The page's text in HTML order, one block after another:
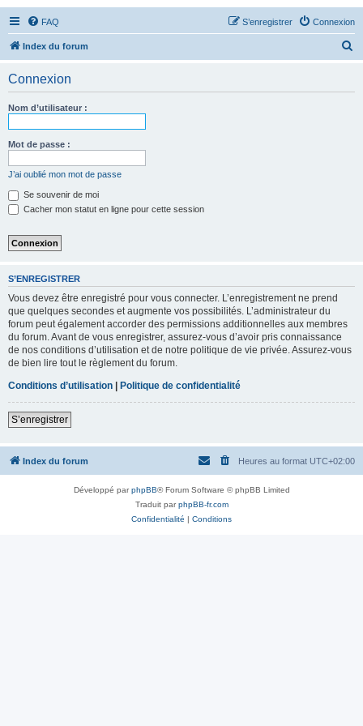
FAQ Connexion
S’enregistrer
Index du forum
Connexion
Nom d’utilisateur :
Mot de passe :
J’ai oublié mon mot de passe
Se souvenir de moi
Cacher mon statut en ligne pour cette session
S’ENREGISTRER
Vous devez être enregistré pour vous connecter. L’enregistrement ne prend
que quelques secondes et augmente vos possibilités. L’administrateur du
forum peut également accorder des permissions additionnelles aux membres
du forum. Avant de vous enregistrer, assurez-vous d’avoir pris connaissance
de nos conditions d’utilisation et de notre politique de vie privée. Assurez-vous
de bien lire tout le règlement du forum.
Conditions d’utilisation | Politique de confidentialité
S’enregistrer
Index du forum Heures au format UTC+02:00
Développé parphpBB® Forum Software © phpBB Limited
Traduit parphpBB-fr.com
Confidentialité | Conditions